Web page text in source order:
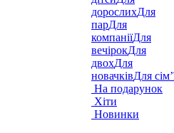
дорослихДля
парДля
компаніїДля
вечірокДля
двохДля
новачківДля
На подарунок
Хіти
Новинки